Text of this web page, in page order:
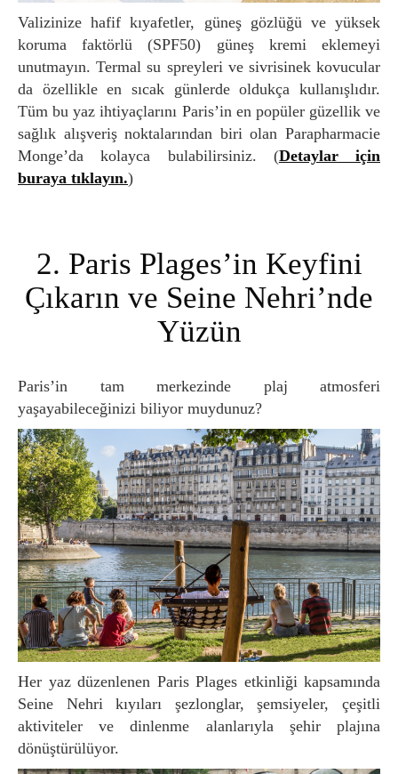
Valizinize hafif kıyafetler, güneş gözlüğü ve yüksek
koruma faktörlü (SPF50) güneş kremi eklemeyi
unutmayın. Termal su spreyleri ve sivrisinek kovucular
da özellikle en sıcak günlerde oldukça kullanışlıdır.
Tüm bu yaz ihtiyaçlarını Paris’in en popüler güzellik ve
sağlık alışveriş noktalarından biri olan Parapharmacie
Monge’da kolayca bulabilirsiniz. (Detaylar için
buraya tıklayın.)
2. Paris Plages’in Keyfini
Çıkarın ve Seine Nehri’nde
Yüzün
Paris’in tam merkezinde plaj atmosferi
yaşayabileceğinizi biliyor muydunuz?
Her yaz düzenlenen Paris Plages etkinliği kapsamında
Seine Nehri kıyıları şezlonglar, şemsiyeler, çeşitli
aktiviteler ve dinlenme alanlarıyla şehir plajına
dönüştürülüyor.